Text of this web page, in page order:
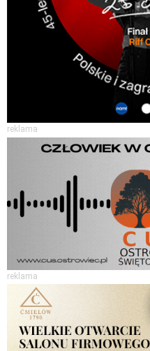
reklama
reklama